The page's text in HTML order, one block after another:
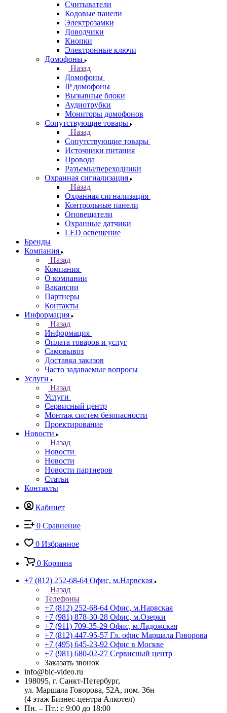
Считыватели
Кодовые панели
Электрозамки
Доводчики
Кнопки
Электронные ключи
Домофоны
Назад
Домофоны
IP домофоны
Вызывные блоки
Аудиотрубки
Мониторы домофонов
Сопутствующие товары
Назад
Сопутствующие товары
Источники питания
Провода
Разъемы/переходники
Охранная сигнализация
Назад
Охранная сигнализация
Контрольные панели
Оповещатели
Охранные датчики
LED освещение
Бренды
Компания
Назад
Компания
О компании
Вакансии
Партнеры
Контакты
Информация
Назад
Информация
Оплата товаров и услуг
Самовывоз
Доставка заказов
Часто задаваемые вопросы
Услуги
Назад
Услуги
Сервисный центр
Монтаж систем безопасности
Проектирование
Новости
Назад
Новости
Новости
Новости партнеров
Статьи
Контакты
Кабинет
0 Сравнение
0 Избранное
0 Корзина
+7 (812) 252-68-64 Офис, м.Нарвская
Назад
Телефоны
+7 (812) 252-68-64 Офис, м.Нарвская
+7 (981) 878-30-28 Офис, м.Озерки
+7 (911) 709-35-29 Офис, м.Ладожская
+7 (812) 447-95-57 Гл. офис Маршала Говорова
+7 (495) 645-23-92 Офис в Москве
+7 (981) 680-02-27 Сервисный центр
Заказать звонок
info@bic-video.ru
198095, г. Санкт-Петербург,
ул. Маршала Говорова, 52А, пом. 36н
(4 этаж Бизнес-центра Алкотел)
Пн. – Пт.: с 9:00 до 18:00